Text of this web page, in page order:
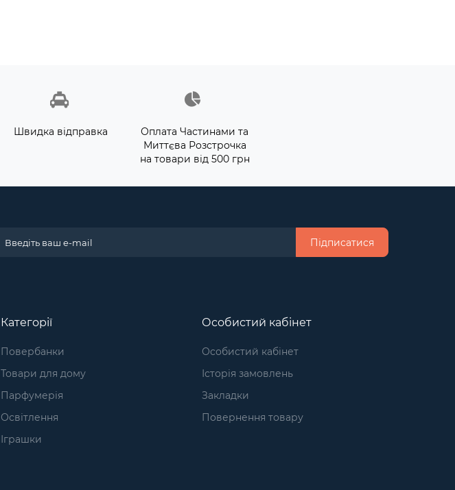
Швидка відправка
Оплата Частинами та
Миттєва Розстрочка
на товари від 500 грн
Підписатися
Категорії
Повербанки
Товари для дому
Парфумерія
Освітлення
Іграшки
Особистий кабінет
Особистий кабінет
Історія замовлень
Закладки
Повернення товару